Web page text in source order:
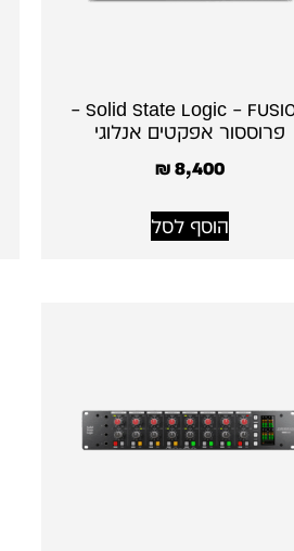
Solid State Logic – FUSION –
פרוססור אפקטים אנלוגי
₪8,400
הוסף לסל